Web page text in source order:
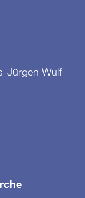
Jürgen Wulf